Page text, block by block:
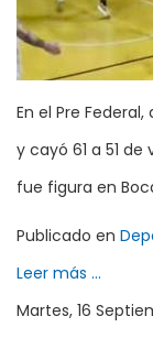
En el Pre
y cayó 61 a 51
fue figura en
Publicado en
Leer más ...
Martes, 16